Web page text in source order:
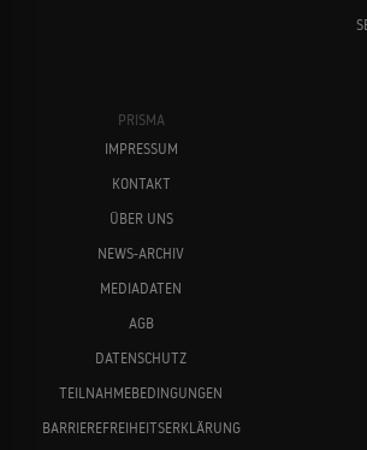
PRISMA
IMPRESSUM
KONTAKT
ÜBER UNS
NEWS-ARCHIV
MEDIADATEN
AGB
DATENSCHUTZ
TEILNAHMEBEDINGUNGEN
BARRIEREFREIHEITSERKLÄRUNG